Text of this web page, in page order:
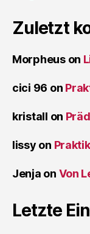
Zuletzt
Morpheuson
cici 96 on
kristall on
lissy on
Jenja on Von
Letzte